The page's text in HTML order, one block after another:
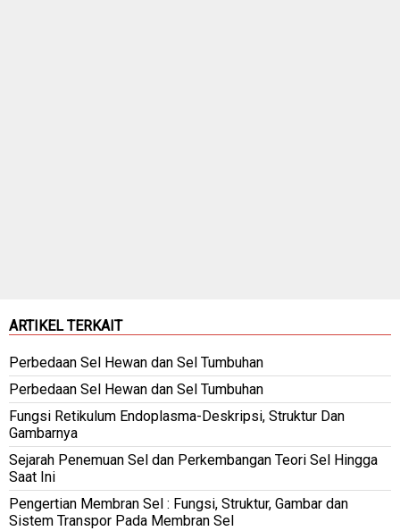
ARTIKEL TERKAIT
Perbedaan Sel Hewan dan Sel Tumbuhan
Perbedaan Sel Hewan dan Sel Tumbuhan
Fungsi Retikulum Endoplasma-Deskripsi, Struktur Dan
Gambarnya
Sejarah Penemuan Sel dan Perkembangan Teori Sel Hingga
Saat Ini
Pengertian Membran Sel : Fungsi, Struktur, Gambar dan
Sistem Transpor Pada Membran Sel